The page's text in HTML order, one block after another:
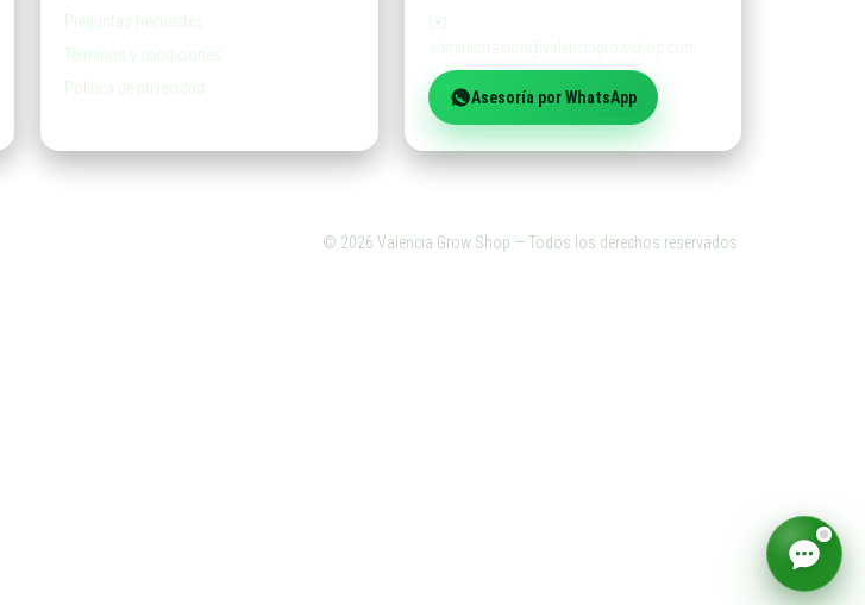
Preguntas frecuentes
Términos y condiciones
Política de privacidad
Asesoría por WhatsApp
© 2026 Valencia Grow Shop — Todos los derechos reservados.